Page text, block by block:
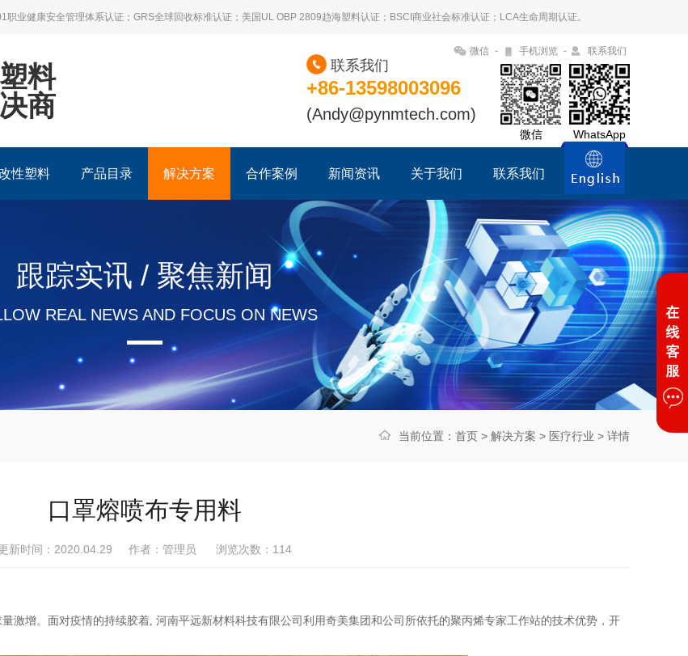
业健康安全管理体系认证；GRS全球回收标准认证；美国UL OBP 2809趋海塑料认证；BSCI商业社会标准认证；LCA生命周期认证。
微信 - 手机浏览 - 联系我们
料
商
+86-13598003096
(Andy@pynmtech.com)
联系我们
微信 WhatsApp
性塑料 产品目录 解决方案 合作案例 新闻资讯 关于我们 联系我们
跟踪实讯 / 聚焦新闻
REAL NEWS AND FOCUS ON NEWS
当前位置： 首页 > 解决方案 > 医疗行业 > 详情
口罩熔喷布专用料
新时间：2020.04.29 作者：管理员 浏览次数： 114
增。面对疫情的持续胶着, 河南平远新材料科技有限公司利用奇美集团和公司所依托的聚丙烯专家工作站的技术优势，开